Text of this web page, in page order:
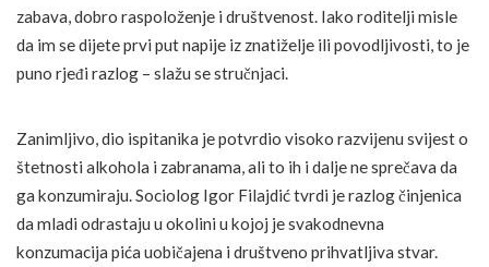
zabava, dobro raspoloženje i društvenost. Iako roditelji misle
da im se dijete prvi put napije iz znatiželje ili povodljivosti, to je
puno rjeđi razlog – slažu se stručnjaci.
Zanimljivo, dio ispitanika je potvrdio visoko razvijenu svijest o
štetnosti alkohola i zabranama, ali to ih i dalje ne sprečava da
ga konzumiraju. Sociolog Igor Filajdić tvrdi je razlog činjenica
da mladi odrastaju u okolini u kojoj je svakodnevna
konzumacija pića uobičajena i društveno prihvatljiva stvar.